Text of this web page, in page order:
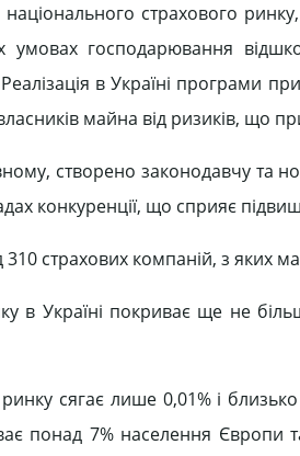
страхового
господарювання
в Україні програми
майна від ризиків, що
створено законодавчу та
конкуренції, що сприяє
310 страхових компаній, з
в Україні покриває ще не
сягає лише 0,01% і
понад 7% населення Європи